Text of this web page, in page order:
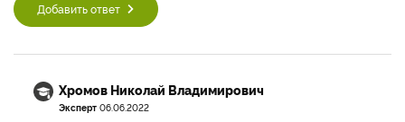
Добавить ответ
Хромов Николай Владимирович
Эксперт 06.06.2022